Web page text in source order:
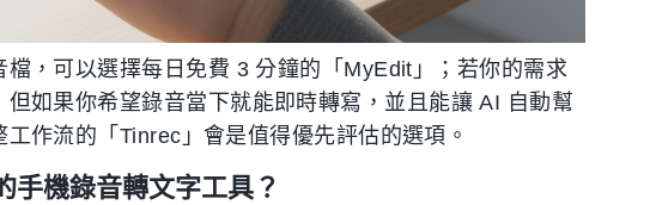
，可以選擇每日免費 3 分鐘的「MyEdit」；若你的需求
如果你希望錄音當下就能即時轉寫，並且能讓 AI 自動幫
作流的「Tinrec」會是值得優先評估的選項。
手機錄音轉文字工具？